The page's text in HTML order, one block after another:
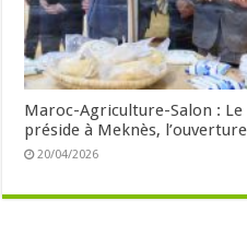
Maroc-Agriculture-Salon : Le
préside à Meknès,
20/04/2026